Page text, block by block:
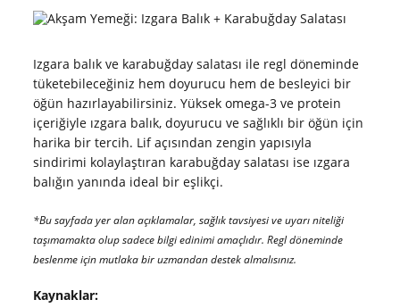
Izgara balık ve karabuğday salatası ile regl döneminde
tüketebileceğiniz hem doyurucu hem de besleyici bir
öğün hazırlayabilirsiniz. Yüksek omega-3 ve protein
içeriğiyle ızgara balık, doyurucu ve sağlıklı bir öğün için
harika bir tercih. Lif açısından zengin yapısıyla
sindirimi kolaylaştıran karabuğday salatası ise ızgara
balığın yanında ideal bir eşlikçi.
*Bu sayfada yer alan açıklamalar, sağlık tavsiyesi ve uyarı niteliği
taşımamakta olup sadece bilgi edinimi amaçlıdır. Regl döneminde
beslenme için mutlaka bir uzmandan destek almalısınız.
Kaynaklar: